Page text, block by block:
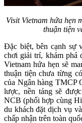
Visit Vietnam hứa hẹn
thuận tiện
Đặc biệt, bên cạnh sự
chơi giải trí, khám phá
Vietnam hứa hẹn sẽ
thuận tiện chưa từng
của Ngân hàng TMCP
lược, nền tảng sẽ
NCB (phối hợp cùng
du khách đặt dịch vụ
chấp nhận trên toàn